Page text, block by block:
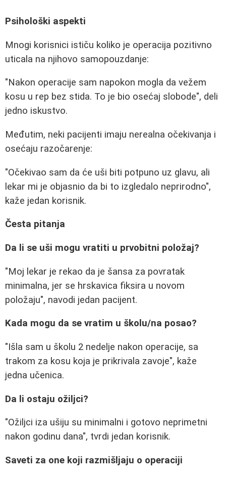
Psihološki aspekti
Mnogi korisnici ističu koliko je operacija pozitivno
uticala na njihovo samopouzdanje:
"Nakon operacije sam napokon mogla da vežem
kosu u rep bez stida. To je bio osećaj slobode", deli
jedno iskustvo.
Međutim, neki pacijenti imaju nerealna očekivanja i
osećaju razočarenje:
"Očekivao sam da će uši biti potpuno uz glavu, ali
lekar mi je objasnio da bi to izgledalo neprirodno",
kaže jedan korisnik.
Česta pitanja
Da li se uši mogu vratiti u prvobitni položaj?
"Moj lekar je rekao da je šansa za povratak
minimalna, jer se hrskavica fiksira u novom
položaju", navodi jedan pacijent.
Kada mogu da se vratim u školu/na posao?
"Išla sam u školu 2 nedelje nakon operacije, sa
trakom za kosu koja je prikrivala zavoje", kaže
jedna učenica.
Da li ostaju ožiljci?
"Ožiljci iza ušiju su minimalni i gotovo neprimetni
nakon godinu dana", tvrdi jedan korisnik.
Saveti za one koji razmišljaju o operaciji